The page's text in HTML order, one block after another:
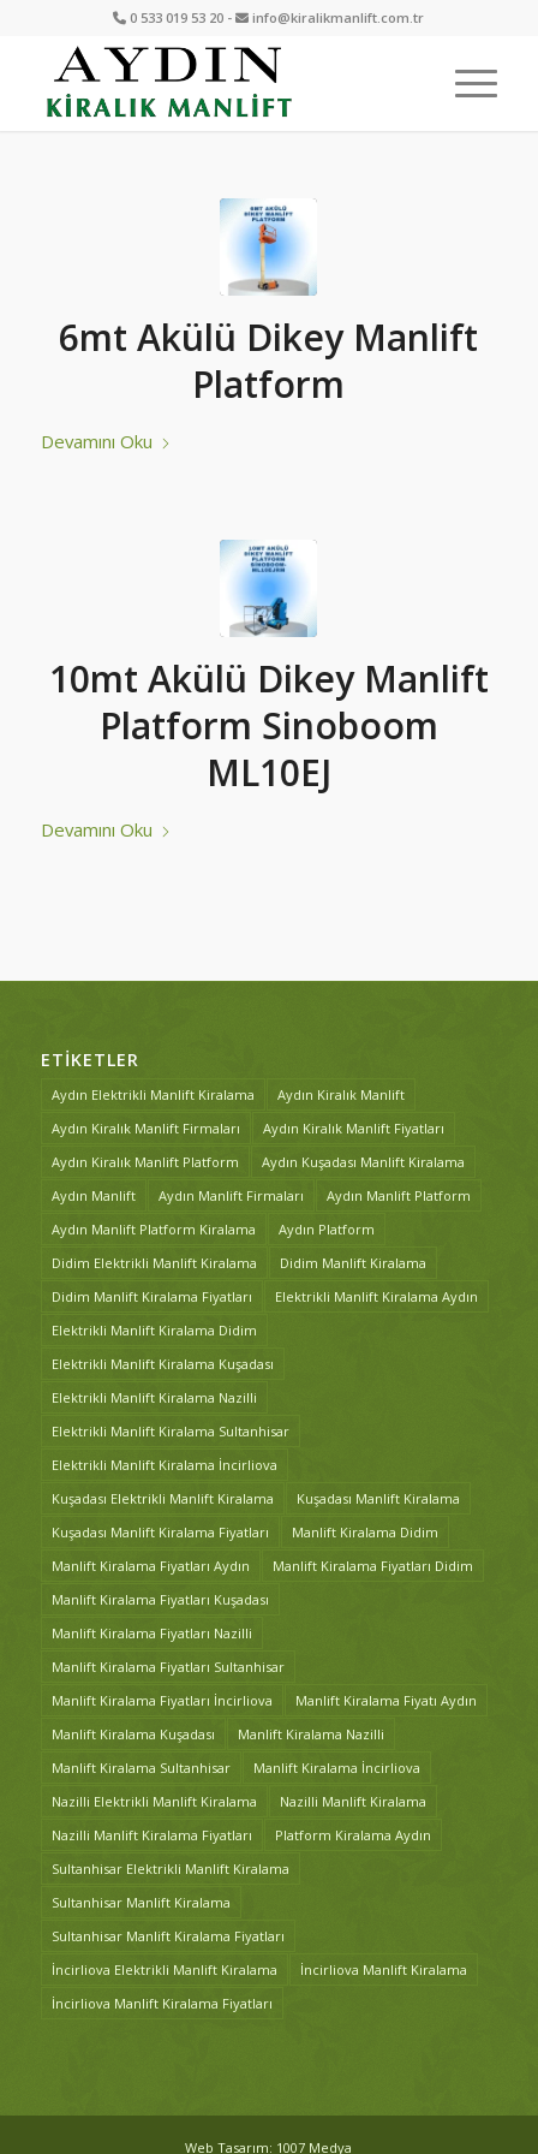
0 533 019 53 20 - info@kiralikmanlift.com.tr
6mt Akülü Dikey Manlift
Platform
Devamını Oku
10mt Akülü Dikey Manlift
Platform Sinoboom
ML10EJ
Devamını Oku
ETIKETLER
Aydın Elektrikli Manlift Kiralama
Aydın Kiralık Manlift
Aydın Kiralık Manlift Firmaları
Aydın Kiralık Manlift Fiyatları
Aydın Kiralık Manlift Platform
Aydın Kuşadası Manlift Kiralama
Aydın Manlift
Aydın Manlift Firmaları
Aydın Manlift Platform
Aydın Manlift Platform Kiralama
Aydın Platform
Didim Elektrikli Manlift Kiralama
Didim Manlift Kiralama
Didim Manlift Kiralama Fiyatları
Elektrikli Manlift Kiralama Aydın
Elektrikli Manlift Kiralama Didim
Elektrikli Manlift Kiralama Kuşadası
Elektrikli Manlift Kiralama Nazilli
Elektrikli Manlift Kiralama Sultanhisar
Elektrikli Manlift Kiralama İncirliova
Kuşadası Elektrikli Manlift Kiralama
Kuşadası Manlift Kiralama
Kuşadası Manlift Kiralama Fiyatları
Manlift Kiralama Didim
Manlift Kiralama Fiyatları Aydın
Manlift Kiralama Fiyatları Didim
Manlift Kiralama Fiyatları Kuşadası
Manlift Kiralama Fiyatları Nazilli
Manlift Kiralama Fiyatları Sultanhisar
Manlift Kiralama Fiyatları İncirliova
Manlift Kiralama Fiyatı Aydın
Manlift Kiralama Kuşadası
Manlift Kiralama Nazilli
Manlift Kiralama Sultanhisar
Manlift Kiralama İncirliova
Nazilli Elektrikli Manlift Kiralama
Nazilli Manlift Kiralama
Nazilli Manlift Kiralama Fiyatları
Platform Kiralama Aydın
Sultanhisar Elektrikli Manlift Kiralama
Sultanhisar Manlift Kiralama
Sultanhisar Manlift Kiralama Fiyatları
İncirliova Elektrikli Manlift Kiralama
İncirliova Manlift Kiralama
İncirliova Manlift Kiralama Fiyatları
Web Tasarım: 1007 Medya